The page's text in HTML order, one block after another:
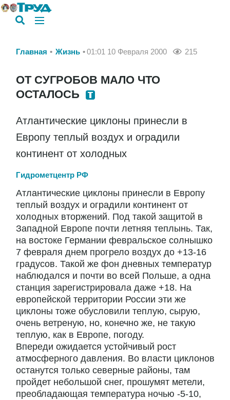
Главная Жизнь 01:01 10 Февраля 2000 215
ОТ СУГРОБОВ МАЛО ЧТО
ОСТАЛОСЬ
Атлантические циклоны принесли в
Европу теплый воздух и оградили
континент от холодных
Гидрометцентр РФ
Атлантические циклоны принесли в Европу
теплый воздух и оградили континент от
холодных вторжений. Под такой защитой в
Западной Европе почти летняя теплынь. Так,
на востоке Германии февральское солнышко
7 февраля днем прогрело воздух до +13-16
градусов. Такой же фон дневных температур
наблюдался и почти во всей Польше, а одна
станция зарегистрировала даже +18. На
европейской территории России эти же
циклоны тоже обусловили теплую, сырую,
очень ветреную, но, конечно же, не такую
теплую, как в Европе, погоду.
Впереди ожидается устойчивый рост
атмосферного давления. Во власти циклонов
останутся только северные районы, там
пройдет небольшой снег, прошумят метели,
преобладающая температура ночью -5-10,